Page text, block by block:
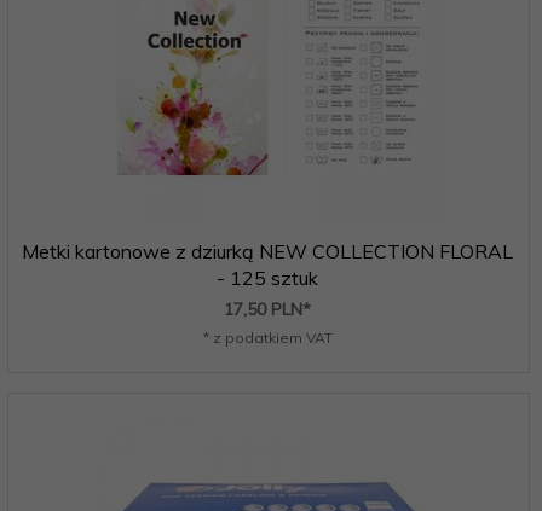
Metki kartonowe z dziurką NEW COLLECTION FLORAL
- 125 sztuk
17,50 PLN*
* z podatkiem VAT